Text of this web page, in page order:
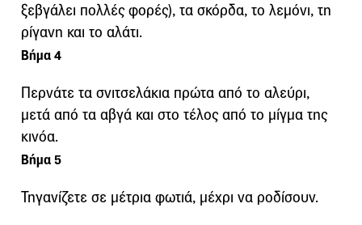
ξεβγάλει πολλές φορές), τα σκόρδα, το λεμόνι, τη
ρίγανη και το αλάτι.
Βήμα 4
Περνάτε τα σνιτσελάκια πρώτα από το αλεύρι,
μετά από τα αβγά και στο τέλος από το μίγμα της
κινόα.
Βήμα 5
Τηγανίζετε σε μέτρια φωτιά, μέχρι να ροδίσουν.